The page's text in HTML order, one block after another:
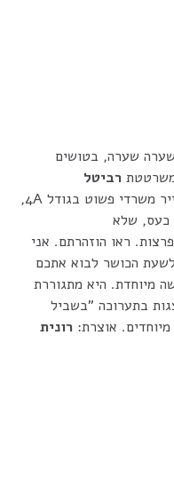
שערה, בטושים
רביטל
על נייר משרדי פשוט בגודל 4A,
כעס, שלא
ראו הוזהרתם. אני
הכושר לבוא אתכם
בתערוכה "בשביל
אוצרת: רונית